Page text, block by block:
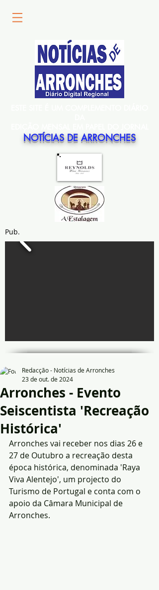
NOTÍCIAS DE ARRONCHES
Pub.
Arronches - Evento
Seiscentista 'Recreação
Histórica'
Redacção - Notícias de Arronches
23 de out. de 2024
Arronches vai receber nos dias 26 e
27 de Outubro a recreação desta
época histórica, denominada 'Raya
Viva Alentejo', um projecto do
Turismo de Portugal e conta com o
apoio da Câmara Municipal de
Arronches.